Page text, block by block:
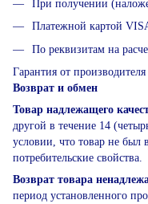
При получении
Платежной картой
По реквизитам на
Гарантия от
Возврат и обмен
Товар надлежащего
другой в течение 14
условии, что товар не был
потребительские свойства.
Возврат товара
период установленного